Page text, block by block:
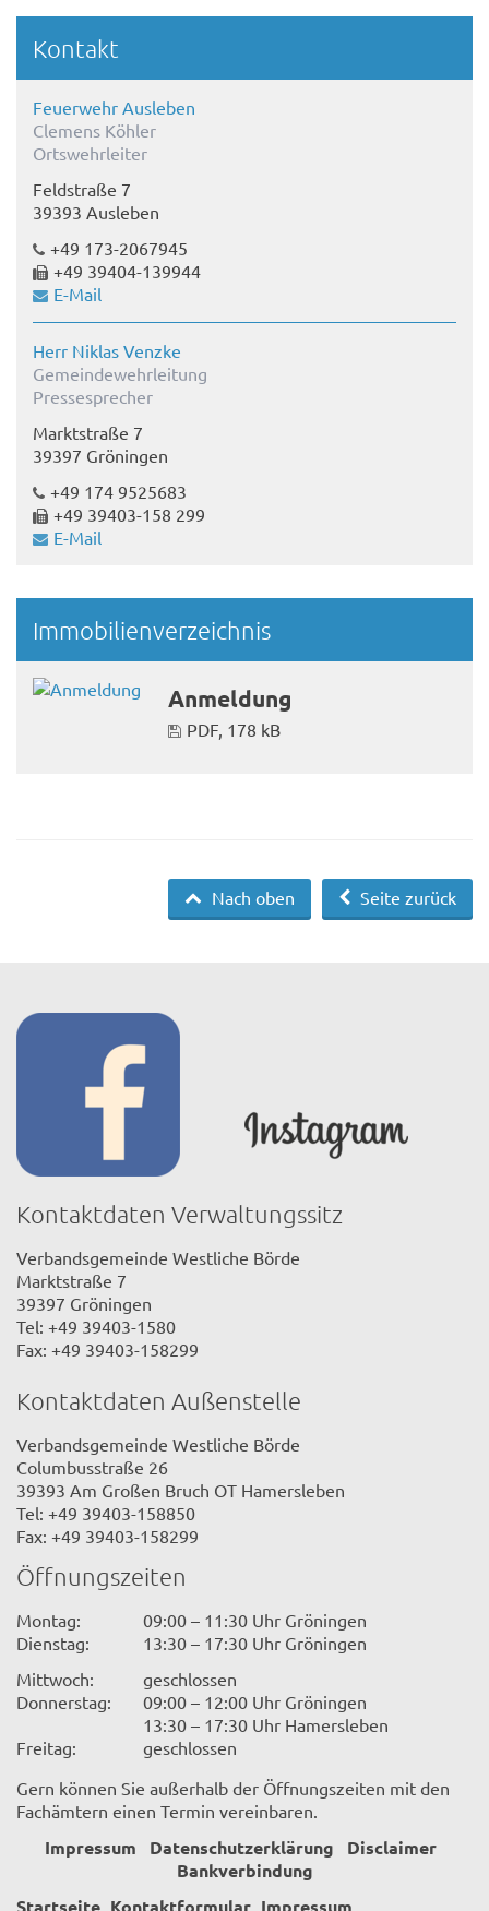
Kontakt
Feuerwehr Ausleben
Clemens Köhler
Ortswehrleiter
Feldstraße 7
39393 Ausleben
+49 173-2067945
+49 39404-139944
E-Mail
Herr Niklas Venzke
Gemeindewehrleitung
Pressesprecher
Marktstraße 7
39397 Gröningen
+49 174 9525683
+49 39403-158 299
E-Mail
Immobilienverzeichnis
Anmeldung
PDF, 178 kB
Seite zurück
Nach oben
Kontaktdaten Verwaltungssitz
Verbandsgemeinde Westliche Börde
Marktstraße 7
39397 Gröningen
Tel: +49 39403-1580
Fax: +49 39403-158299
Kontaktdaten Außenstelle
Verbandsgemeinde Westliche Börde
Columbusstraße 26
39393 Am Großen Bruch OT Hamersleben
Tel: +49 39403-158850
Fax: +49 39403-158299
Öffnungszeiten
Montag:
09:00 – 11:30 Uhr Gröningen
Dienstag:
13:30 – 17:30 Uhr Gröningen
Mittwoch:
geschlossen
Donnerstag:
09:00 – 12:00 Uhr Gröningen
13:30 – 17:30 Uhr Hamersleben
Freitag:
geschlossen
Gern können Sie außerhalb der Öffnungszeiten mit den
Fachämtern einen Termin vereinbaren.
Impressum Datenschutzerklärung
Disclaimer
Bankverbindung
Startseite Kontaktformular Impressum